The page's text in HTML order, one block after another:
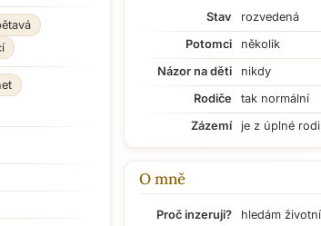
Stav
rozvedená
Potomci
několik
Názor na děti
nikdy
Rodiče
tak normální
Zázemí
je z úplné
O mně
Proč inzeruji?
hledám